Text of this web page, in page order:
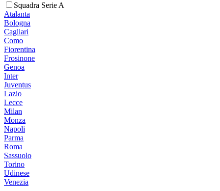
Squadra Serie A
Atalanta
Bologna
Cagliari
Como
Fiorentina
Frosinone
Genoa
Inter
Juventus
Lazio
Lecce
Milan
Monza
Napoli
Parma
Roma
Sassuolo
Torino
Udinese
Venezia